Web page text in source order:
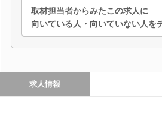
取材担当者からみたこの求人に
向いている人・向いていない人を
求人情報